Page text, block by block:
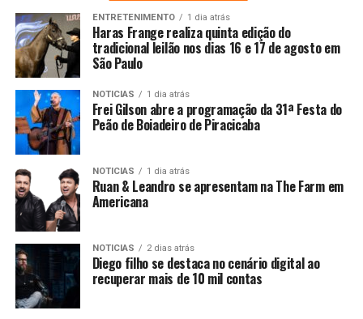
ENTRETENIMENTO 1 dia atrás
Haras Frange realiza quinta edição do
tradicional leilão nos dias 16 e 17 de agosto em
São Paulo
NOTICIAS 1 dia atrás
Frei Gilson abre a programação da 31ª Festa do
Peão de Boiadeiro de Piracicaba
NOTICIAS 1 dia atrás
Ruan & Leandro se apresentam na The Farm em
Americana
NOTICIAS 2 dias atrás
Diego filho se destaca no cenário digital ao
recuperar mais de 10 mil contas